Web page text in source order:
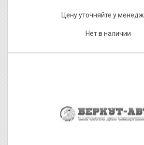
Цену уточняйте у
Нет в наличии